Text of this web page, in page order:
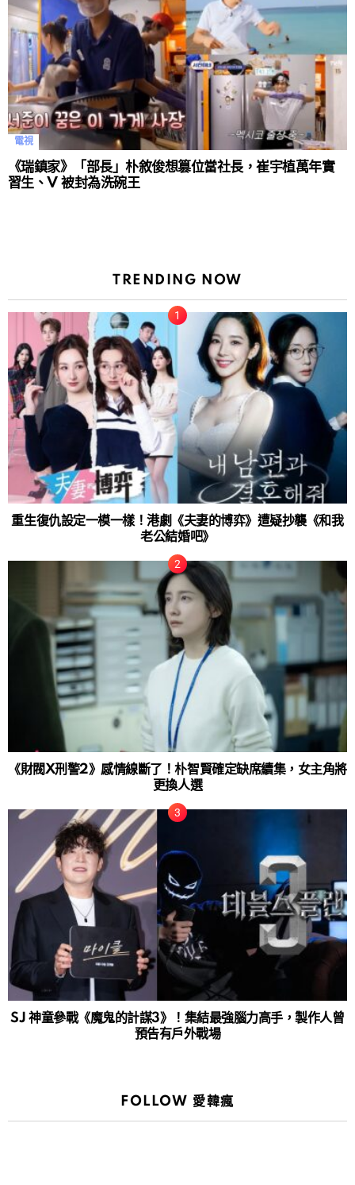
電視
《瑞鎮家》「部長」朴敘俊想篡位當社長，崔宇植萬年實
習生、V 被封為洗碗王
TRENDING NOW
重生復仇設定一模一樣！港劇《夫妻的博弈》遭疑抄襲《和我
老公結婚吧》
《財閥X刑警2》感情線斷了！朴智賢確定缺席續集，女主角將
更換人選
SJ 神童參戰《魔鬼的計謀3》！集結最強腦力高手，製作人曾
預告有戶外戰場
FOLLOW 愛韓瘋